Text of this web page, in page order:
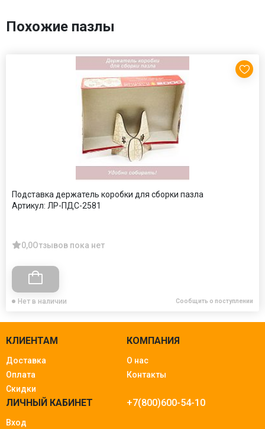
Похожие пазлы
Подставка держатель коробки для сборки пазла
Артикул: ЛР-ПДС-2581
0,0Отзывов пока нет
Нет в наличии Сообщить о поступлении
КЛИЕНТАМ
Доставка
Оплата
Скидки
КОМПАНИЯ
О нас
Контакты
ЛИЧНЫЙ КАБИНЕТ
Вход
+7(800)600-54-10